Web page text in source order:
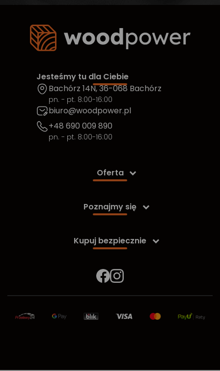
Jesteśmy tu dla Ciebie
Bachórz 14N, 36-068 Bachórz
pn. - pt. 8:00-16:00
biuro@woodpower.pl
+48 690 009 890
pn. - pt. 8:00-16:00
Oferta 
Poznajmy się 
Kupuj bezpiecznie 